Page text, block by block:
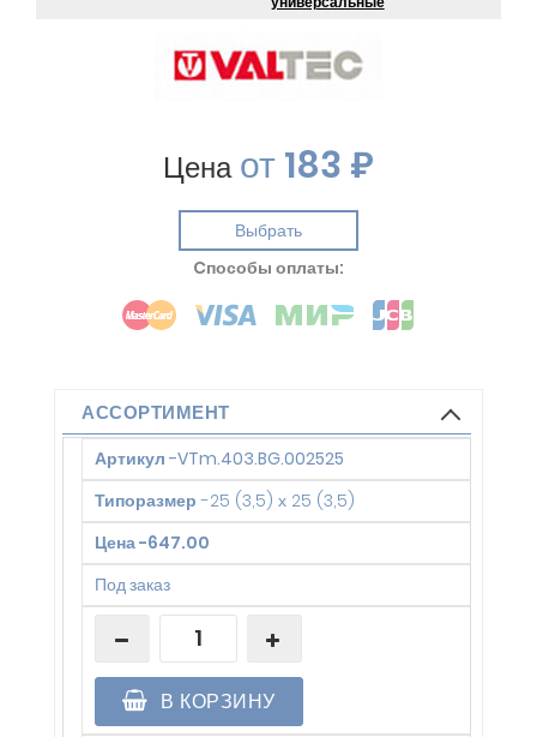
Ценаот183 ₽
Выбрать
Cпособы оплаты:
АССОРТИМЕНТ
Артикул -VTm.403.BG.002525
Типоразмер -25 (3,5) х 25 (3,5)
Цена-647.00
Под заказ
В КОРЗИНУ